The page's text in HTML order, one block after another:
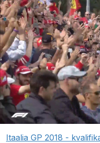
Itaalia GP 2018 -